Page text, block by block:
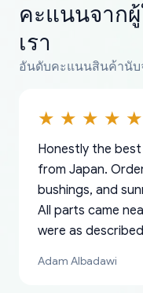
คะแนนจาก
เรา
อันดับคะแนนสินค้านับ
Honestly the
from Japan.
bushings, and
All parts came
were as
Adam Albadawi